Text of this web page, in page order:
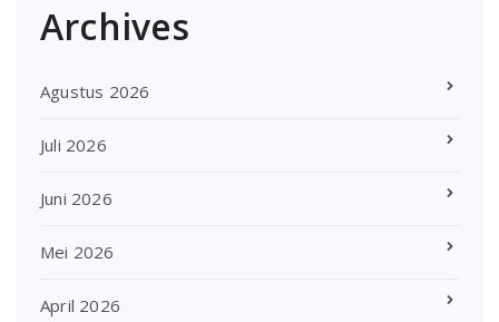
Archives
Agustus 2026
Juli 2026
Juni 2026
Mei 2026
April 2026